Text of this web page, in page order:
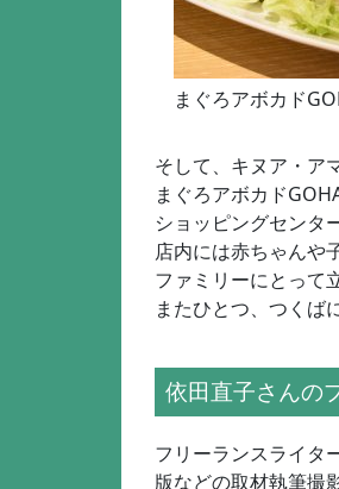
まぐろアボカド
そして、キヌア・ア
まぐろアボカド
ショッピングセンタ
店内には赤ちゃんや
ファミリーにとって
またひとつ、つくば
依田直子さんの
フリーランスライタ
版などの取材執筆撮